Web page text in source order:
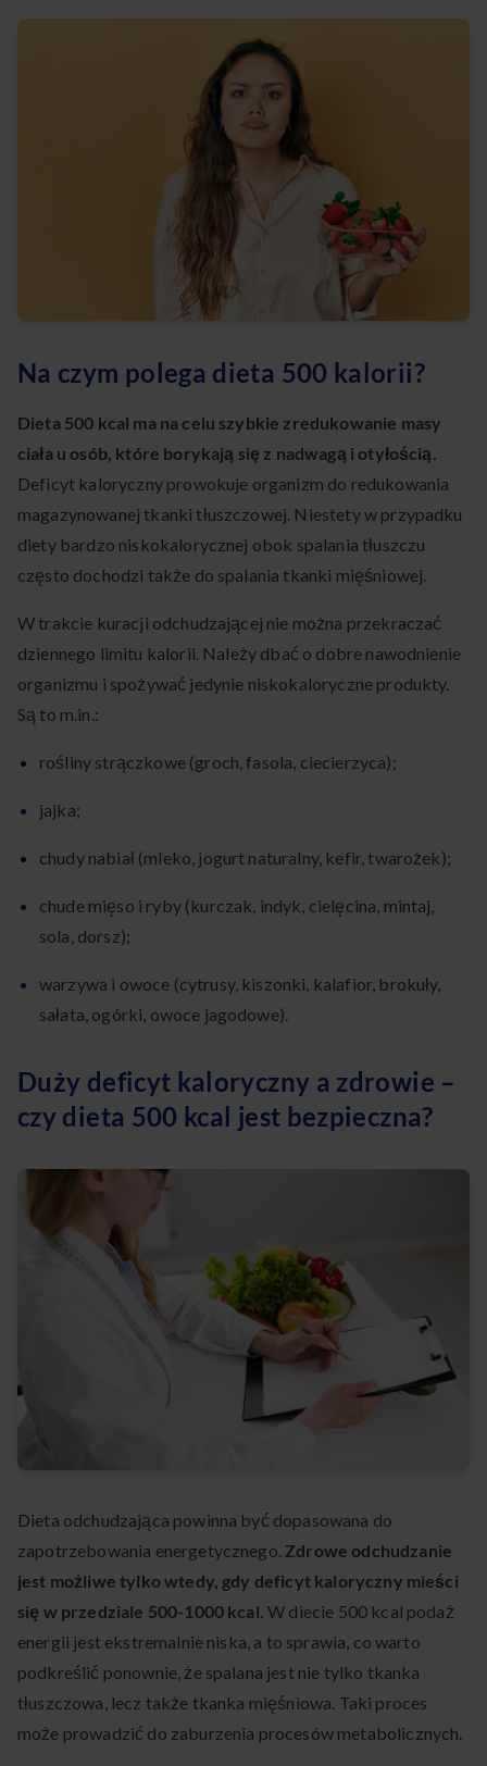
Na czym polega dieta 500 kalorii?
Dieta 500 kcal ma na celu szybkie zredukowanie masy
ciała u osób, które borykają się z nadwagą i otyłością.
Deficyt kaloryczny prowokuje organizm do redukowania
magazynowanej tkanki tłuszczowej. Niestety w przypadku
diety bardzo niskokalorycznej obok spalania tłuszczu
często dochodzi także do spalania tkanki mięśniowej.
W trakcie kuracji odchudzającej nie można przekraczać
dziennego limitu kalorii. Należy dbać o dobre nawodnienie
organizmu i spożywać jedynie niskokaloryczne produkty.
Są to m.in.:
rośliny strączkowe (groch, fasola, ciecierzyca);
jajka;
chudy nabiał (mleko, jogurt naturalny, kefir, twarożek);
chude mięso i ryby (kurczak, indyk, cielęcina, mintaj,
sola, dorsz);
warzywa i owoce (cytrusy, kiszonki, kalafior, brokuły,
sałata, ogórki, owoce jagodowe).
Duży deficyt kaloryczny a zdrowie –
czy dieta 500 kcal jest bezpieczna?
Dieta odchudzająca powinna być dopasowana do
zapotrzebowania energetycznego. Zdrowe odchudzanie
jest możliwe tylko wtedy, gdy deficyt kaloryczny mieści
się w przedziale 500-1000 kcal.W diecie 500 kcal podaż
energii jest ekstremalnie niska, a to sprawia, co warto
podkreślić ponownie, że spalana jest nie tylko tkanka
tłuszczowa, lecz także tkanka mięśniowa. Taki proces
może prowadzić do zaburzenia procesów metabolicznych.